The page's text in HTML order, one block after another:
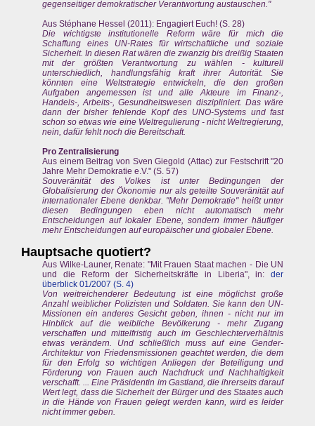
gegenseitiger demokratischer Verantwortung austauschen."
Aus Stéphane Hessel (2011): Engagiert Euch! (S. 28)
Die wichtigste institutionelle Reform wäre für mich die
Schaffung eines UN-Rates für wirtschaftliche und soziale
Sicherheit. In diesen Rat wären die zwanzig bis dreißig Staaten
mit der größten Verantwortung zu wählen - kulturell
unterschiedlich, handlungsfähig kraft ihrer Autorität. Sie
könnten eine Weltstrategie entwickeln, die den großen
Aufgaben angemessen ist und alle Akteure im Finanz-,
Handels-, Arbeits-, Gesundheitswesen diszipliniert. Das wäre
dann der bisher fehlende Kopf des UNO-Systems und fast
schon so etwas wie eine Weltregulierung - nicht Weltregierung,
nein, dafür fehlt noch die Bereitschaft.
Pro Zentralisierung
Aus einem Beitrag von Sven Giegold (Attac) zur Festschrift "20
Jahre Mehr Demokratie e.V." (S. 57)
Souveränität des Volkes ist unter Bedingungen der
Globalisierung der Ökonomie nur als geteilte Souveränität auf
internationaler Ebene denkbar. "Mehr Demokratie" heißt unter
diesen Bedingungen eben nicht automatisch mehr
Entscheidungen auf lokaler Ebene, sondern immer häufiger
mehr Entscheidungen auf europäischer und globaler Ebene.
Hauptsache quotiert?
Aus Wilke-Launer, Renate: "Mit Frauen Staat machen - Die UN
und die Reform der Sicherheitskräfte in Liberia", in:der
überblick 01/2007 (S. 4)
Von weitreichenderer Bedeutung ist eine möglichst große
Anzahl weiblicher Polizisten und Soldaten. Sie kann den UN-
Missionen ein anderes Gesicht geben, ihnen - nicht nur im
Hinblick auf die weibliche Bevölkerung - mehr Zugang
verschaffen und mittelfristig auch im Geschlechterverhältnis
etwas verändern. Und schließlich muss auf eine Gender-
Architektur von Friedensmissionen geachtet werden, die dem
für den Erfolg so wichtigen Anliegen der Beteiligung und
Förderung von Frauen auch Nachdruck und Nachhaltigkeit
verschafft. ... Eine Präsidentin im Gastland, die ihrerseits darauf
Wert legt, dass die Sicherheit der Bürger und des Staates auch
in die Hände von Frauen gelegt werden kann, wird es leider
nicht immer geben.